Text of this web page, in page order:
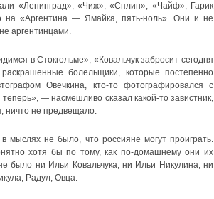
«Ленинград», «Чиж», «Сплин», «Чайф», Гарик
на «Аргентина — Ямайка, пять-ноль». Они и не
аргентинцами.
в Стокгольме», «Ковальчук забросит сегодня
болельщики, которые постепенно
Овечкина, кто-то фотографировался с
— насмешливо сказал какой-то завистник,
ничто не предвещало.
не было, что россияне могут проиграть.
хотя бы по тому, как по-домашнему они их
было ни Ильи Ковальчука, ни Ильи Никулина, ни
Радул, Овца.